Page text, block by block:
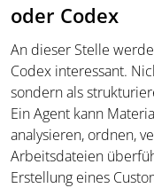
oder Codex
An dieser Stelle
Codex interessant.
sondern als
Ein Agent kann
analysieren, ordnen,
Arbeitsdateien
Erstellung eines